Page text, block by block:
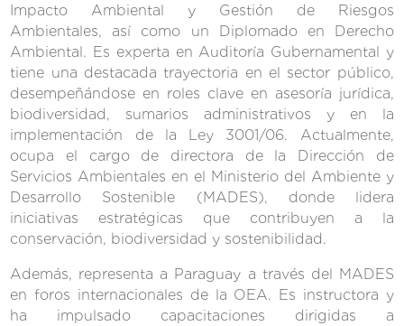
Impacto Ambiental y Gestión de Riesgos
Ambientales, así como un Diplomado en Derecho
Ambiental. Es experta en Auditoría Gubernamental y
tiene una destacada trayectoria en el sector público,
desempeñándose en roles clave en asesoría jurídica,
biodiversidad, sumarios administrativos y en la
implementación de la Ley 3001/06. Actualmente,
ocupa el cargo de directora de la Dirección de
Servicios Ambientales en el Ministerio del Ambiente y
Desarrollo Sostenible (MADES), donde lidera
iniciativas estratégicas que contribuyen a la
conservación, biodiversidad y sostenibilidad.
Además, representa a Paraguay a través del MADES
en foros internacionales de la OEA. Es instructora y
ha impulsado capacitaciones dirigidas a